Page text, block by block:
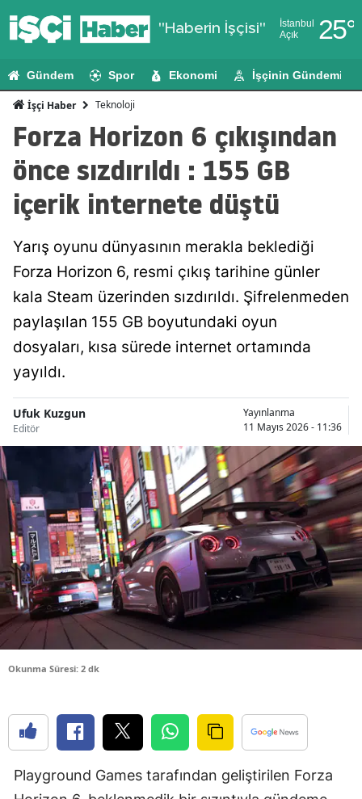
"Haberin İşçisi"
İstanbul
Açık
25°
Adıyaman
Ağrı
Antalya
Artvin
Balıkesir
Bitlis
Bolu
Burdur
Bursa
Çanakkale
Çankırı
Diyarbakır
Edirne
Elazığ
Gündem Spor Ekonomi İşçinin Gündemi
İşçi Haber Teknoloji
Forza Horizon 6 çıkışından
önce sızdırıldı : 155 GB
içerik internete düştü
Yarış oyunu dünyasının merakla beklediği
Forza Horizon 6, resmi çıkış tarihine günler
kala Steam üzerinden sızdırıldı. Şifrelenmeden
paylaşılan 155 GB boyutundaki oyun
dosyaları, kısa sürede internet ortamında
yayıldı.
Ufuk Kuzgun
Editör
Yayınlanma
11 Mayıs 2026 - 11:36
Okunma Süresi: 2 dk
Playground Games tarafından geliştirilen Forza